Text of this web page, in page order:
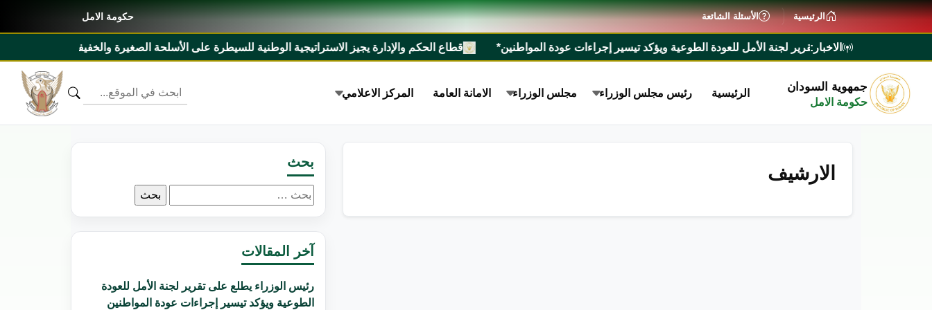
الرئيسية الأسئلة الشائعة حكومة الامل
الاخبار:
يطلع على تقرير لجنة الأمل للعودة الطوعية ويؤكد تيسير إجراءات عودة المواطنين* قطاع الحكم والإدارة يجيز الاستراتيجية الوطنية للسيطرة على الأسلحة الصغيرة والخفيفة ٢٠٢٧م _ ٢٠٣١م ومذكرة تفاهم بين السودان وليبيريا
جمهوية السودان
حكومة الامل
الرئيسية رئيس مجلس الوزراء مجلس الوزراء الامانة العامة المركز الاعلامي
الارشيف
بحث
البحث
عن:
آخر المقالات
رئيس الوزراء يطلع على تقرير لجنة الأمل للعودة
الطوعية ويؤكد تيسير إجراءات عودة المواطنين